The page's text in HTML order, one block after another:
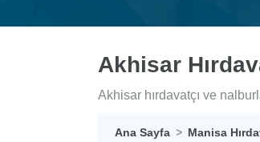
Akhisar
Akhisar hırdavatçı ve
Ana Sayfa Manisa